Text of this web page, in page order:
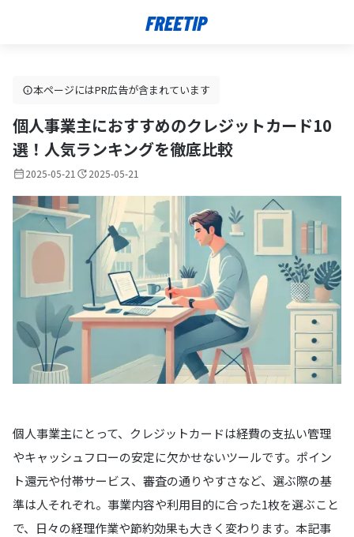
本ページにはPR広告が含まれています
個人事業主におすすめのクレジットカード10
選！人気ランキングを徹底比較
2025-05-21 2025-05-21
個人事業主にとって、クレジットカードは経費の支払い管理
やキャッシュフローの安定に欠かせないツールです。ポイン
ト還元や付帯サービス、審査の通りやすさなど、選ぶ際の基
準は人それぞれ。事業内容や利用目的に合った1枚を選ぶこと
で、日々の経理作業や節約効果も大きく変わります。本記事